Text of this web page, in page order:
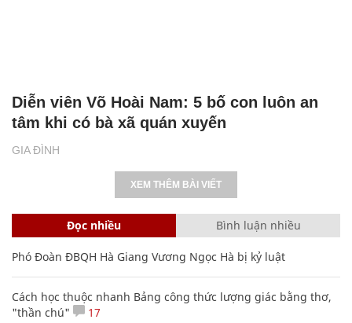
GIA ĐÌNH
Diễn viên Võ Hoài Nam: 5 bố con luôn an
tâm khi có bà xã quán xuyến
XEM THÊM BÀI VIẾT
Đọc nhiều Bình luận nhiều
Phó Đoàn ĐBQH Hà Giang Vương Ngọc Hà bị kỷ luật
Cách học thuộc nhanh Bảng công thức lượng giác bằng thơ,
"thần chú"
17